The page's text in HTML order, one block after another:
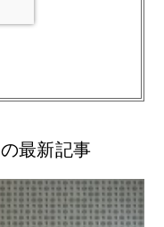
の最新記事